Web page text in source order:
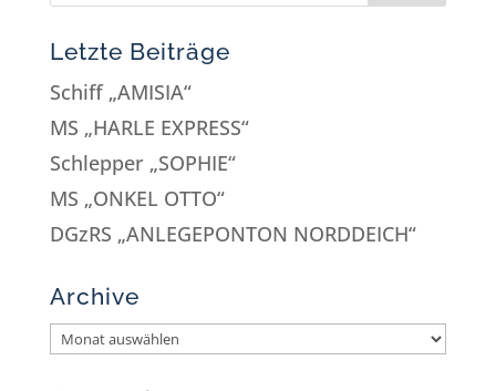
Letzte Beiträge
Schiff „AMISIA“
MS „HARLE EXPRESS“
Schlepper „SOPHIE“
MS „ONKEL OTTO“
DGzRS „ANLEGEPONTON NORDDEICH“
Archive